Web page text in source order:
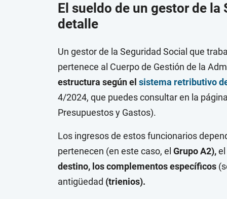
El sueldo de un gestor de
detalle
Un gestor de la Seguridad Social que
pertenece al Cuerpo de Gestión de la
estructura según el sistema retributivo
4/2024, que puedes consultar en la
Presupuestos y Gastos).
Los ingresos de estos funcionarios
pertenecen (en este caso, el Grupo A2),
destino, los complementos específicos
antigüedad (trienios).